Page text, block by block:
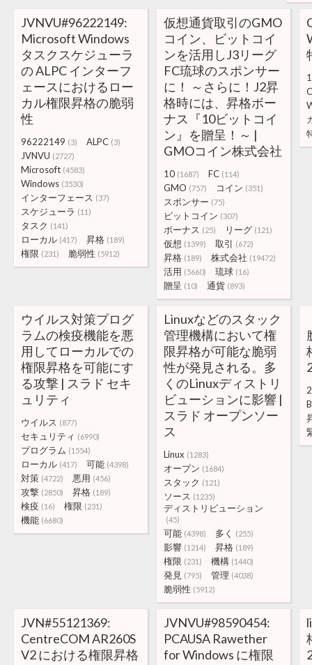
JVNVU#96222149:
Microsoft Windows
タスクスケジューラ
の ALPC インターフ
ェースにおけるロー
カル権限昇格の脆弱
性
96222149 (3) ALPC (3)
JVNVU (2727)
Microsoft (4583)
Windows (3530)
インターフェース (37)
スケジューラ (11)
タスク (141)
ローカル (417) 昇格 (189)
権限 (231) 脆弱性 (5912)
仮想通貨取引のGMO
コイン、ビットコイ
ンを活用しJ3リーグ
FC琉球のスポンサー
に！ ～さらに！J2昇
格時には、昇格ボー
ナス『10ビットコイ
ン』を贈呈！～ |
GMOコイン株式会社
10 (1687) FC (114)
GMO (757) コイン (351)
スポンサー (75)
ビットコイン (307)
ボーナス (25) リーグ (121)
仮想 (1399) 取引 (672)
昇格 (189) 株式会社 (19472)
活用 (5660) 琉球 (16)
贈呈 (10) 通貨 (893)
ウイルス対策プログ
ラムの検疫機能を悪
用してローカルでの
権限昇格を可能にす
る攻撃 | スラド セキ
ュリティ
ウイルス (877)
セキュリティ (6990)
プログラム (1554)
ローカル (417) 可能 (4398)
対策 (4722) 悪用 (456)
攻撃 (2850) 昇格 (189)
検疫 (16) 権限 (231)
機能 (6680)
Linuxなどのスタック
管理機構において権
限昇格が可能な脆弱
性が発見される。多
くのLinuxディストリ
ビューションに影響 |
スラド オープンソー
ス
Linux (1283)
オープン (1684)
スタック (121)
ソース (1235)
ディストリビューション
(45)
可能 (4398) 多く (255)
影響 (1214) 昇格 (189)
権限 (231) 機構 (1440)
発見 (795) 管理 (4038)
脆弱性 (5912)
JVN#55121369:
CentreCOM AR260S
V2 における権限昇格
JVNVU#98590454:
PCAUSA Rawether
for Windows に権限